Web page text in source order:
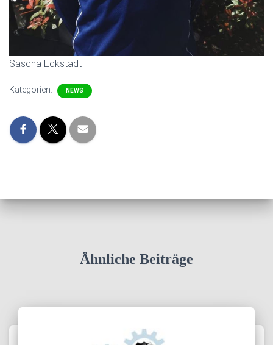
Sascha Eckstädt
Kategorien: NEWS
Ähnliche Beiträge